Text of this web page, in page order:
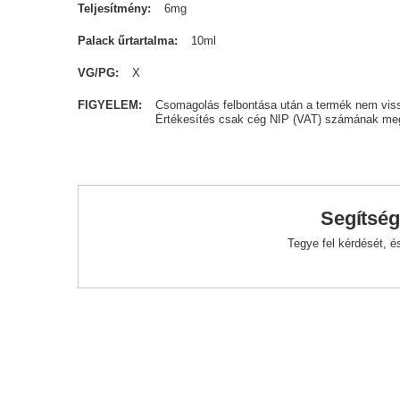
Teljesítmény 6mg
Palack űrtartalma 10ml
VG/PG X
FIGYELEM
Csomagolás felbontása után a termék nem
Értékesítés csak cég NIP (VAT) számának
Tegye fel kérdését,